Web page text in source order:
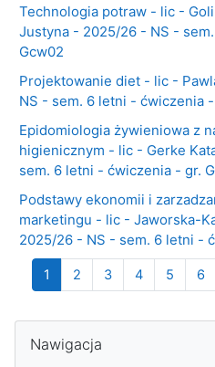
Technologia potraw - lic -
Justyna - 2025/26 - NS -
Gcw02
Projektowanie diet - lic -
NS - sem. 6 letni - ćwiczenia
Epidomiologia żywieniowa z
higienicznym - lic - Gerke
sem. 6 letni - ćwiczenia - gr.
Podstawy ekonomii i
marketingu - lic - Jaworska-
2025/26 - NS - sem. 6 letni -
1 Strona 1
2 Strona 2
3Strona 3
4Strona 4
5 Strona
6
Bloki
Nawigacja